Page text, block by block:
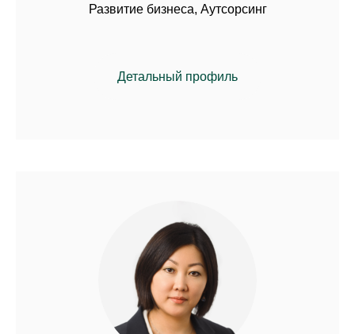
Развитие бизнеса, Аутсорсинг
Детальный профиль